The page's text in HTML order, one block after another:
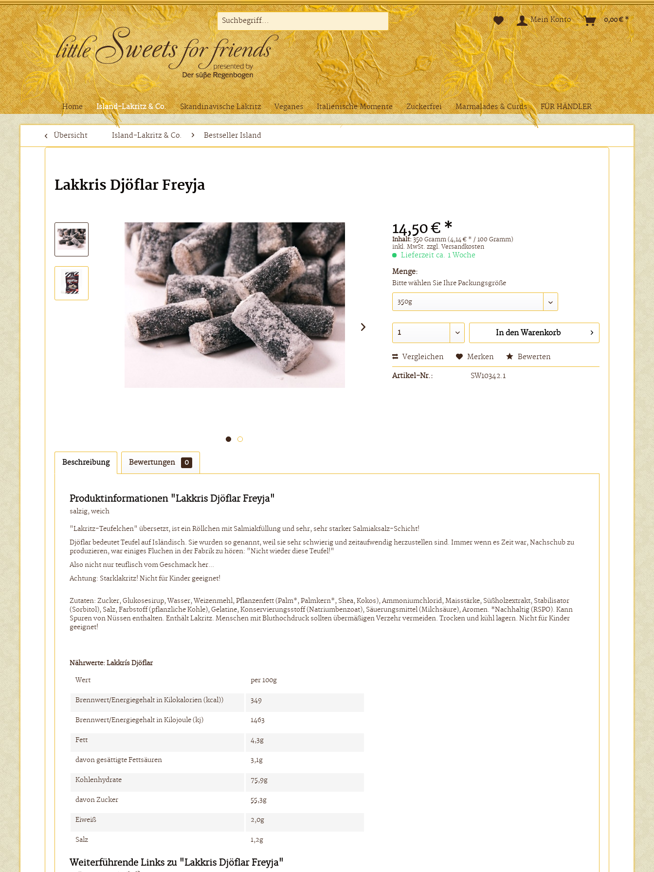
Mein Konto 0,00 € *
Home Island-Lakritz & Co. Skandinavische Lakritz Veganes Italienische Momente Zuckerfrei Marmalades & Curds FÜR HÄNDLER
Übersicht Island-Lakritz & Co. Bestseller Island
Lakkris Djöflar Freyja
14,50 € *
Inhalt:350 Gramm (4,14 € * / 100 Gramm)
inkl. MwSt.zzgl. Versandkosten
Lieferzeit ca. 1 Woche
Menge:
Bitte wählen Sie Ihre Packungsgröße
In den Warenkorb
Vergleichen Merken Bewerten
Artikel-Nr.: SW10342.1
Beschreibung Bewertungen 0
Produktinformationen "Lakkris Djöflar Freyja"
salzig, weich
"Lakritz-Teufelchen" übersetzt, ist ein Röllchen mit Salmiakfüllung und sehr, sehr starker Salmiaksalz-Schicht!
Djöflar bedeutet Teufel auf Isländisch. Sie wurden so genannt, weil sie sehr schwierig und zeitaufwendig herzustellen sind. Immer wenn es Zeit war, Nachschub zu
produzieren, war einiges Fluchen in der Fabrik zu hören: "Nicht wieder diese Teufel!"
Also nicht nur teuflisch vom Geschmack her...
Achtung: Starklakritz! Nicht für Kinder geeignet!
Zutaten: Zucker, Glukosesirup, Wasser, Weizenmehl, Pflanzenfett (Palm*, Palmkern*, Shea, Kokos), Ammoniumchlorid, Maisstärke, Süßholzextrakt, Stabilisator
(Sorbitol), Salz, Farbstoff (pflanzliche Kohle), Gelatine, Konservierungsstoff (Natriumbenzoat), Säuerungsmittel (Milchsäure), Aromen. *Nachhaltig (RSPO). Kann
Spuren von Nüssen enthalten. Enthält Lakritz. Menschen mit Bluthochdruck sollten übermäßigen Verzehr vermeiden. Trocken und kühl lagern. Nicht für Kinder
geeignet!
Nährwerte:Lakkrís Djöflar
Wert per 100g
Brennwert/Energiegehalt in Kilokalorien (kcal)) 349
Brennwert/Energiegehalt in Kilojoule (kj) 1463
Fett 4,3g
davon gesättigte Fettsäuren 3,1g
Kohlenhydrate 75,9g
davon Zucker 55,3g
Eiweiß 2,0g
Salz 1,2g
Weiterführende Links zu "Lakkris Djöflar Freyja"